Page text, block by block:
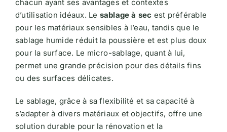
chacun ayant ses avantages et contextes
d’utilisation idéaux. Le sablage à sec est préférable
pour les matériaux sensibles à l’eau, tandis que le
sablage humide réduit la poussière et est plus doux
pour la surface. Le micro-sablage, quant à lui,
permet une grande précision pour des détails fins
ou des surfaces délicates​​.
Le sablage, grâce à sa flexibilité et sa capacité à
s’adapter à divers matériaux et objectifs, offre une
solution durable pour la rénovation et la